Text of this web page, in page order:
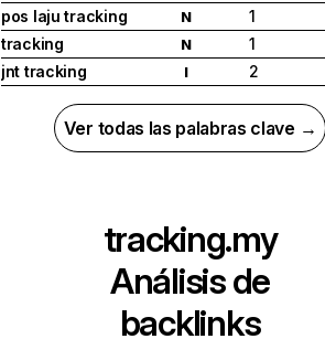
pos laju tracking
N
1
tracking
N
1
jnt tracking
I 2
Ver todas las palabras clave →
tracking.my
Análisis de
backlinks